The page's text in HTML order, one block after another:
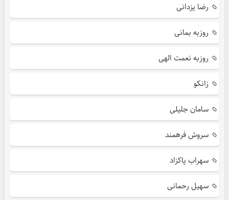
رضا یزدانی
روزبه بمانی
روزبه نعمت الهی
زانکو
سامان جلیلی
سروش فرهمند
سهراب پاکزاد
سهیل رحمانی